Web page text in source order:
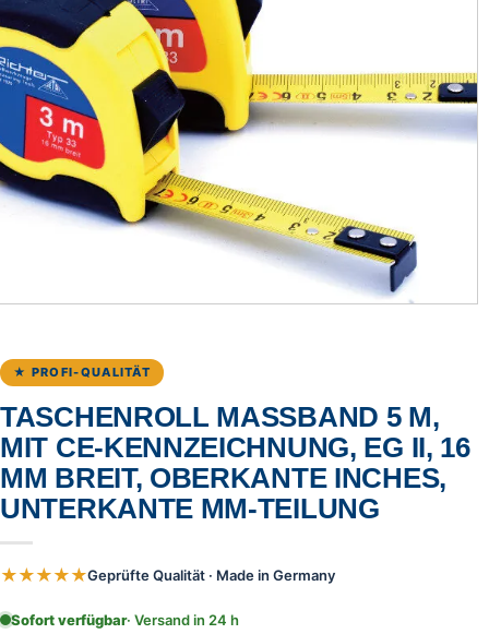
★ PROFI-QUALITÄT
TASCHENROLL MASSBAND 5 M,
MIT CE-KENNZEICHNUNG, EG II, 16
MM BREIT, OBERKANTE INCHES,
UNTERKANTE MM-TEILUNG
★★★★★Geprüfte Qualität · Made in Germany
Sofort verfügbar· Versand in 24 h